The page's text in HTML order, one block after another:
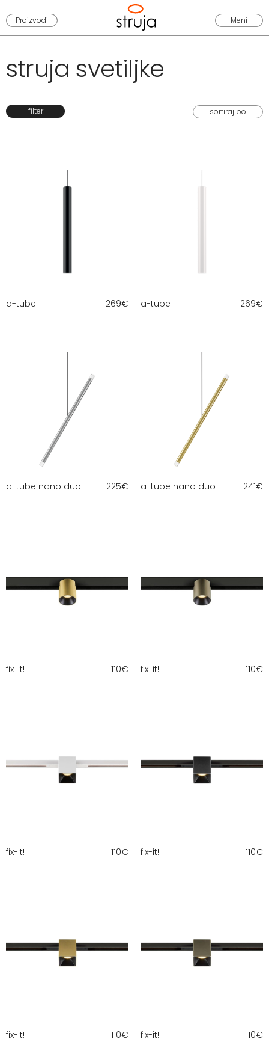
Proizvodi Meni
struja svetiljke
filter
a-tube 269€ a-tube 269€
a-tube nano duo 225€ a-tube nano duo 241€
fix-it! 110€ fix-it! 110€
fix-it! 110€ fix-it! 110€
fix-it! 110€ fix-it! 110€